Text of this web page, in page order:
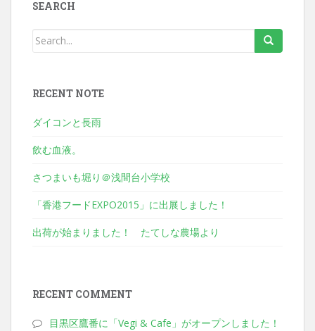
SEARCH
RECENT NOTE
ダイコンと長雨
飲む血液。
さつまいも堀り＠浅間台小学校
「香港フードEXPO2015」に出展しました！
出荷が始まりました！ たてしな農場より
RECENT COMMENT
目黒区鷹番に「Vegi & Cafe」がオープンしました！